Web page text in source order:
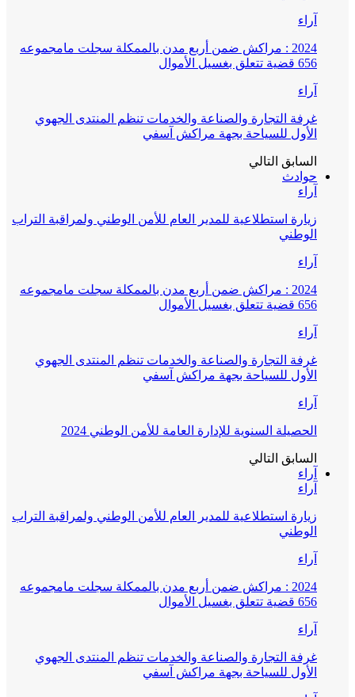
آراء
2024 : مراكش ضمن أربع مدن بالممكلة سجلت مامجموعه
656 قضية تتعلق بغسيل الأموال
آراء
غرفة التجارة والصناعة والخدمات تنظم المنتدى الجهوي
الأول للسياحة بجهة مراكش آسفي
السابق التالي
حوادث
آراء
زيارة استطلاعية للمدير العام للأمن الوطني ولمراقبة التراب
الوطني
آراء
2024 : مراكش ضمن أربع مدن بالممكلة سجلت مامجموعه
656 قضية تتعلق بغسيل الأموال
آراء
غرفة التجارة والصناعة والخدمات تنظم المنتدى الجهوي
الأول للسياحة بجهة مراكش آسفي
آراء
الحصيلة السنوية للإدارة العامة للأمن الوطني 2024
السابق التالي
آراء
آراء
زيارة استطلاعية للمدير العام للأمن الوطني ولمراقبة التراب
الوطني
آراء
2024 : مراكش ضمن أربع مدن بالممكلة سجلت مامجموعه
656 قضية تتعلق بغسيل الأموال
آراء
غرفة التجارة والصناعة والخدمات تنظم المنتدى الجهوي
الأول للسياحة بجهة مراكش آسفي